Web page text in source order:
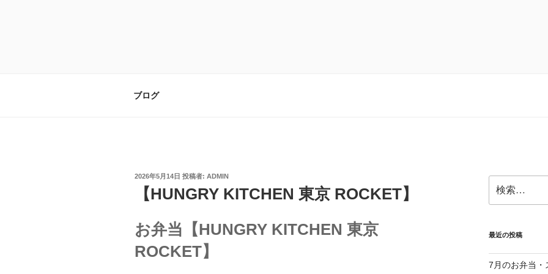
ブログ
投
2026年5月14日 投稿者: ADMIN
【HUNGRY KITCHEN 東京 ROCKET】
お弁当【HUNGRY KITCHEN 東京
ROCKET】
索:
最近の投稿
7月のお弁当・